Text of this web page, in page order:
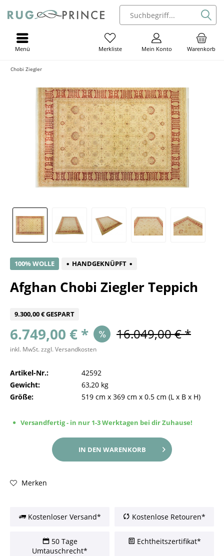
Warenkorb
Mein Konto
Merkliste
Menü
Chobi Ziegler
100% WOLLE HANDGEKNÜPFT
Afghan Chobi Ziegler Teppich
9.300,00 € GESPART
6.749,00 € * 16.049,00 € *
inkl. MwSt.zzgl. Versandkosten
Artikel-Nr.:
42592
Gewicht:
63,20 kg
Größe:
519 cm x 369 cm x 0.5 cm (L x B x H)
Versandfertig - in nur 1-3 Werktagen bei dir Zuhause!
IN DEN WARENKORB
Merken
Kostenloser Versand* Kostenlose Retouren*
50 Tage
Umtauschrecht*
Echtheitszertifikat*